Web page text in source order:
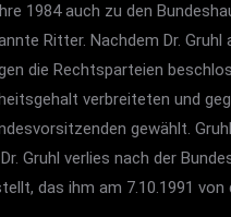
1984 auch zu den
Ritter. Nachdem Dr.
die Rechtsparteien
verbreiteten und
gewählt.
Gruhl verlies nach der
das ihm am 7.10.1991